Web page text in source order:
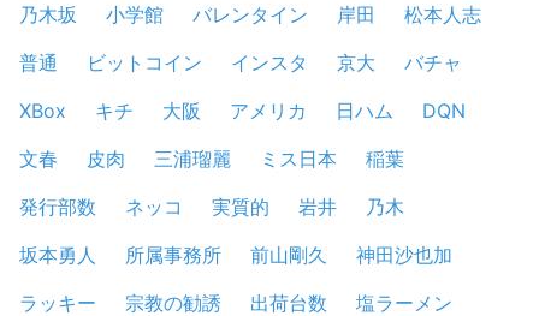
乃木坂 小学館 バレンタイン 岸田
松本人志
普通
ビットコイン インスタ 京大
バチャ
XBox
キチ 大阪 アメリカ 日ハム
DQN
文春
皮肉 三浦瑠麗 ミス日本
稲葉
発行部数
ネッコ 実質的 岩井
乃木
坂本勇人
所属事務所 前山剛久
神田沙也加
ラッキー
宗教の勧誘 出荷台数
塩ラーメン